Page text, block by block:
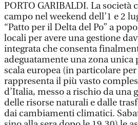
PORTO GARIBALDI. La società
campo nel weekend dell’1 e 2
“Patto per il Delta del Po” a
locali per avere una gestione
integrata che consenta
adeguatamente una zona unica
scala europea (in particolare per
rappresenta il più vasto
d’Italia, messo a rischio da una
delle risorse naturali e dalle
dai cambiamenti climatici.